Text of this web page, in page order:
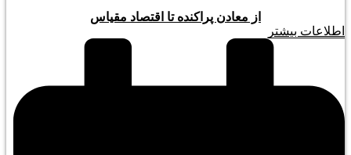
از معادن پراکنده تا اقتصاد مقیاس
اطلاعات بیشتر